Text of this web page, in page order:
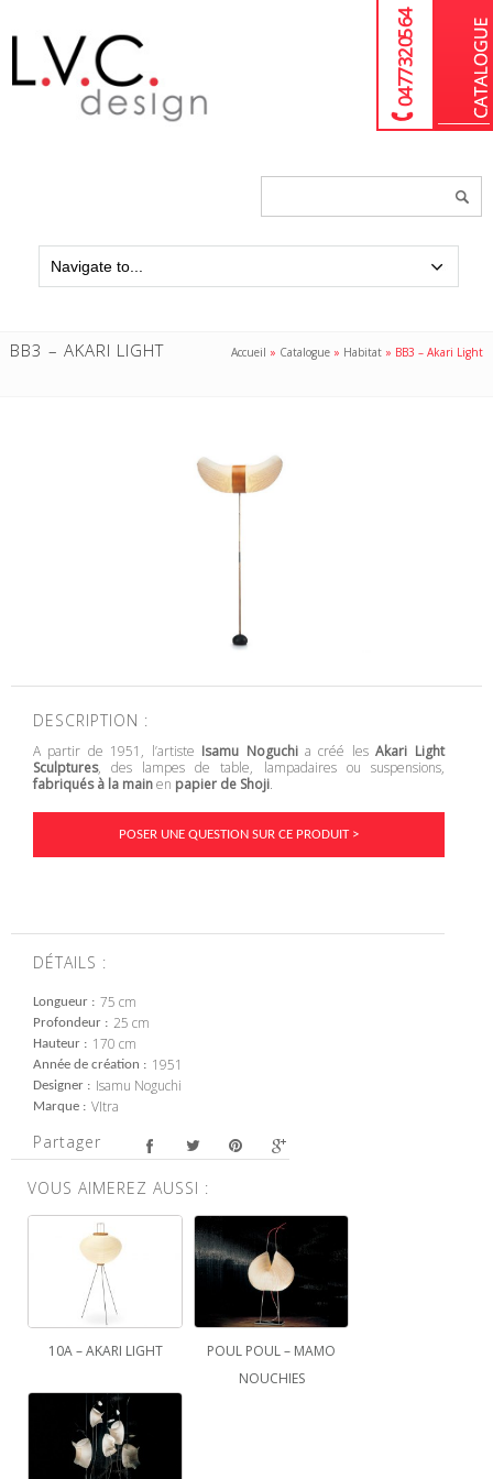
04 77 32 05 64
BB3 – AKARI LIGHT Accueil » Catalogue » Habitat » BB3 – Akari Light
DESCRIPTION :
A partir de 1951, l’artiste Isamu Noguchia créé lesAkari Light
Sculptures, des lampes de table, lampadaires ou suspensions,
fabriqués à la mainen papier de Shoji.
POSER UNE QUESTION SUR CE PRODUIT >
DÉTAILS :
Longueur 75 cm
Profondeur 25 cm
Hauteur 170 cm
Année de création 1951
Designer Isamu Noguchi
Marque VItra
Partager
VOUS AIMEREZ AUSSI :
10A – AKARI LIGHT
POUL POUL – MAMO
NOUCHIES